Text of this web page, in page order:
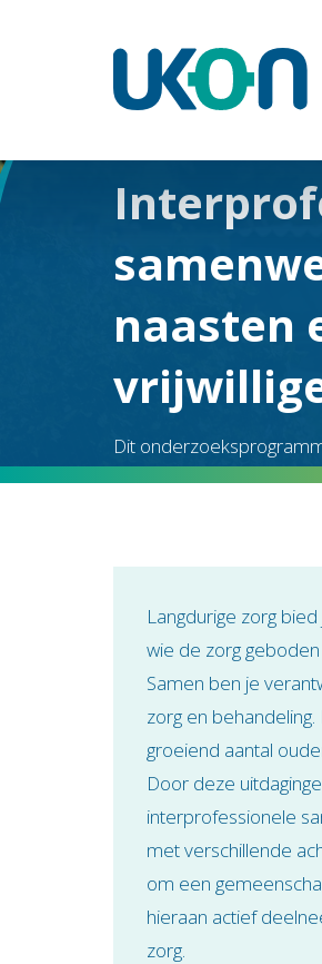
naasten
Dit
tussen professionals en
Langdurige zorg
wie de zorg
Samen ben je
zorg en
groeiend aantal
Door deze
interprofessionele
met verschillende
om een
hieraan actief
zorg.